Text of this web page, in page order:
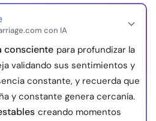
con IA
consciente para profundizar la
validando sus sentimientos y
constante, y recuerda que
y constante genera cercanía.
creando momentos